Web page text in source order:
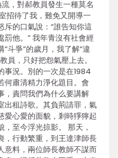
，對郝教員發生一種莫名
招待了我，難免又開導一
的口氣說：“誰告知你這
他。” 我年青沒有社會經
斗爭”的歲月，我了解“違
員，只好把怨氣壓上去。
事況。別的一次是在1984
何肅清精力淨化題目。會
，責問我們為什么要講解
出租詩歌。其負荊請罪，氣
愛心愛的面貌，剎時猙獰起
至今浮光掠影。 那天，
，行動繁重，到王達津師長
意料，兩位師長教師不謀而